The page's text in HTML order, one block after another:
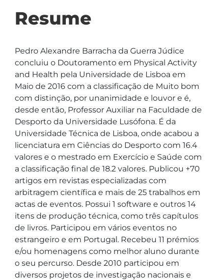
Resume
Pedro Alexandre Barracha da Guerra Júdice
concluiu o Doutoramento em Physical Activity
and Health pela Universidade de Lisboa em
Maio de 2016 com a classificação de Muito bom
com distinção, por unanimidade e louvor e é,
desde então, Professor Auxiliar na Faculdade de
Desporto da Universidade Lusófona. É da
Universidade Técnica de Lisboa, onde acabou a
licenciatura em Ciências do Desporto com 16.4
valores e o mestrado em Exercício e Saúde com
a classificação final de 18.2 valores. Publicou +70
artigos em revistas especializadas com
arbitragem científica e mais de 25 trabalhos em
actas de eventos. Possui 1 software e outros 14
itens de produção técnica, como três capítulos
de livros. Participou em vários eventos no
estrangeiro e em Portugal. Recebeu 11 prémios
e/ou homenagens como melhor aluno durante
o seu percurso. Desde 2010 participou em
diversos projetos de investigação nacionais e